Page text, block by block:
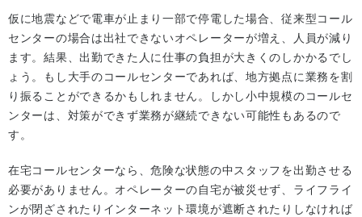
仮に地震などで電車が止まり一部で停電した場合、従来型コール
センターの場合は出社できないオペレーターが増え、人員が減り
ます。結果、出勤できた人に仕事の負担が大きくのしかかるでし
ょう。もし大手のコールセンターであれば、地方拠点に業務を割
り振ることができるかもしれません。しかし小中規模のコールセ
ンターは、対策ができず業務が継続できない可能性もあるので
す。
在宅コールセンターなら、危険な状態の中スタッフを出勤させる
必要がありません。オペレーターの自宅が被災せず、ライフライ
ンが閉ざされたりインターネット環境が遮断されたりしなければ